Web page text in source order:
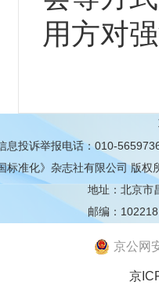
用方对
息投诉举报电话：010-
标准化》杂志社有限公司版权
地址：北京市
邮编：102218
京公网
京